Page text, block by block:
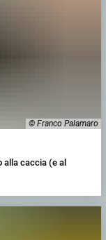
© Franco Palamaro
alla caccia (e al